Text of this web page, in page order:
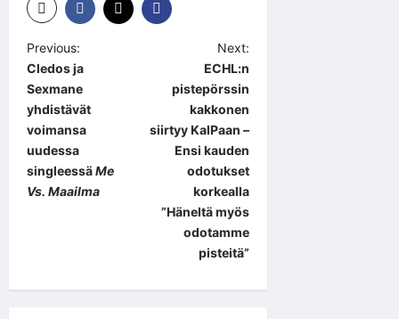
P
o
s
t
n
a
Previous:
Cledos ja
Sexmane
yhdistävät
voimansa
uudessa
singleessäMe
Vs. Maailma
Next:
ECHL:n
pistepörssin
kakkonen
siirtyy KalPaan –
Ensi kauden
odotukset
korkealla
”Häneltä myös
odotamme
pisteitä”